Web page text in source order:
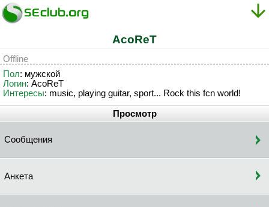
AcoReT
Offline
Пол: мужской
Логин: AcoReT
Интересы: music, playing guitar, sport... Rock this fcn world!
Просмотр
Сообщения
Анкета